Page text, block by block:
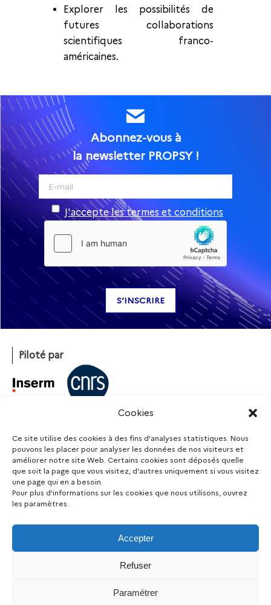
Cookies
Ce site utilise des cookies à des fins d'analyses statistiques. Nous
pouvons les placer pour analyser les données de nos visiteurs et
améliorer notre site Web. Certains cookies sont déposés quelle
que soit la page que vous visitez, d'autres uniquement si vous visitez
une page qui en a besoin.
Pour plus d'informations sur les cookies que nous utilisons, ouvrez
les paramètres.
Accepter
Refuser
Paramétrer
Explorer les possibilités de
futures collaborations
scientifiques franco-
américaines.
Abonnez-vous à
la newsletter PROPSY !
J'accepte les termes et conditions
Piloté par
Financé par
Accessibilité (non conforme)